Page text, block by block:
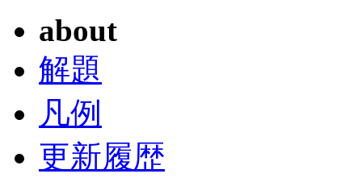
about
解題
凡例
更新履歴